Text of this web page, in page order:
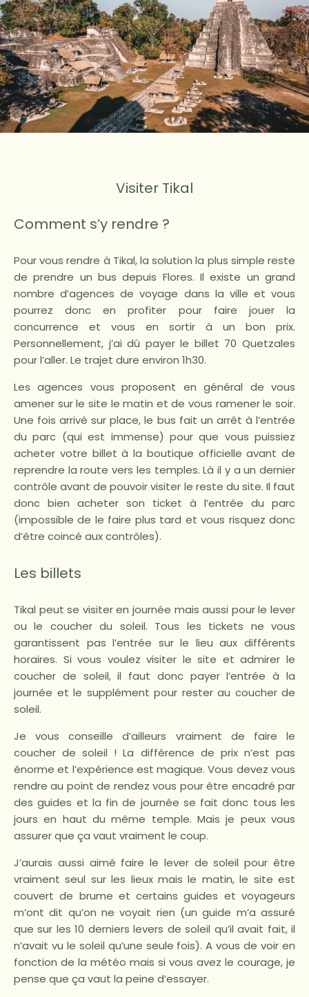
Visiter Tikal
Comment s’y rendre ?
Pour vous rendre à Tikal, la solution la plus simple reste
de prendre un bus depuis Flores. Il existe un grand
nombre d’agences de voyage dans la ville et vous
pourrez donc en profiter pour faire jouer la
concurrence et vous en sortir à un bon prix.
Personnellement, j’ai dû payer le billet 70 Quetzales
pour l’aller. Le trajet dure environ 1h30.
Les agences vous proposent en général de vous
amener sur le site le matin et de vous ramener le soir.
Une fois arrivé sur place, le bus fait un arrêt à l’entrée
du parc (qui est immense) pour que vous puissiez
acheter votre billet à la boutique officielle avant de
reprendre la route vers les temples. Là il y a un dernier
contrôle avant de pouvoir visiter le reste du site. Il faut
donc bien acheter son ticket à l’entrée du parc
(impossible de le faire plus tard et vous risquez donc
d’être coincé aux contrôles).
Les billets
Tikal peut se visiter en journée mais aussi pour le lever
ou le coucher du soleil. Tous les tickets ne vous
garantissent pas l’entrée sur le lieu aux différents
horaires. Si vous voulez visiter le site et admirer le
coucher de soleil, il faut donc payer l’entrée à la
journée et le supplément pour rester au coucher de
soleil.
Je vous conseille d’ailleurs vraiment de faire le
coucher de soleil ! La différence de prix n’est pas
énorme et l’expérience est magique. Vous devez vous
rendre au point de rendez vous pour être encadré par
des guides et la fin de journée se fait donc tous les
jours en haut du même temple. Mais je peux vous
assurer que ça vaut vraiment le coup.
J’aurais aussi aimé faire le lever de soleil pour être
vraiment seul sur les lieux mais le matin, le site est
couvert de brume et certains guides et voyageurs
m’ont dit qu’on ne voyait rien (un guide m’a assuré
que sur les 10 derniers levers de soleil qu’il avait fait, il
n’avait vu le soleil qu’une seule fois). A vous de voir en
fonction de la météo mais si vous avez le courage, je
pense que ça vaut la peine d’essayer.